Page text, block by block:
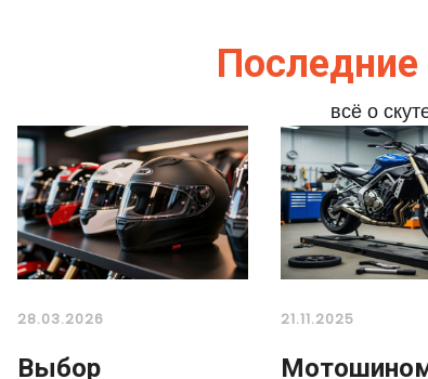
Последние
всё о
28.03.2026
Выбор
21.11.2025